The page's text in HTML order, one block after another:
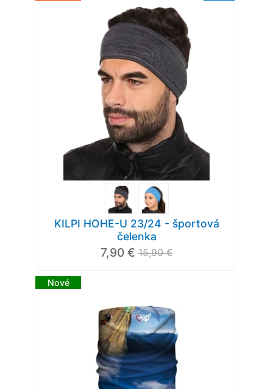
KILPI HOHE-U 23/24 - športová
čelenka
7,90 € 15,90 €
Nové